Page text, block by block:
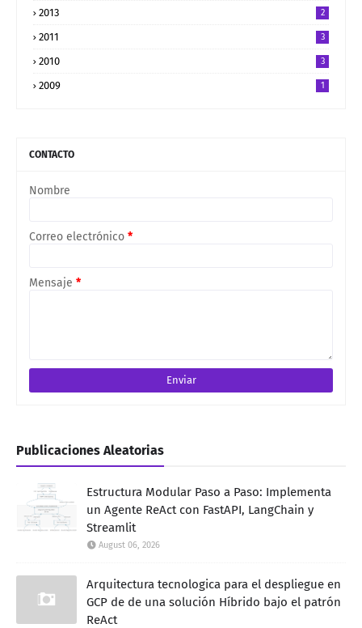
2013 2
2011 3
2010 3
2009 1
CONTACTO
Nombre
Correo electrónico *
Mensaje *
Publicaciones Aleatorias
Estructura Modular Paso a Paso: Implementa
un Agente ReAct con FastAPI, LangChain y
Streamlit
August 06, 2026
Arquitectura tecnologica para el despliegue en
GCP de de una solución Híbrido bajo el patrón
ReAct